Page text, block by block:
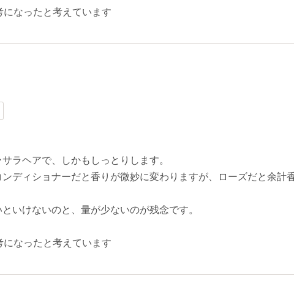
なったと考えています
ラヘアで、しかもしっとりします。
ディショナーだと香りが微妙に変わりますが、ローズだと余計
いけないのと、量が少ないのが残念です。
になったと考えています